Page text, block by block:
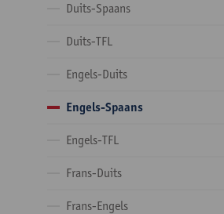
Duits-Spaans
Duits-TFL
Engels-Duits
Engels-Spaans
Engels-TFL
Frans-Duits
Frans-Engels